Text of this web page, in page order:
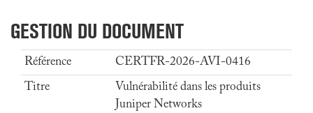
GESTION DU DOCUMENT
Référence
CERTFR-2026-AVI-0416
Titre
Vulnérabilité dans les produits
Juniper Networks